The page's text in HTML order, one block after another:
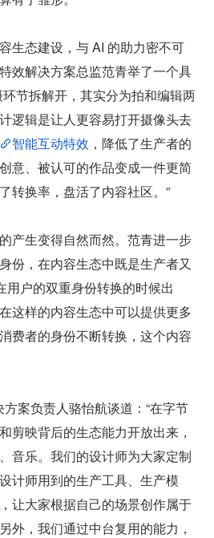
生态建设，与 AI 的助力密不可
效解决方案总监范青举了一个具
节拆解开，其实分为拍和编辑两
逻辑是让人更容易打开摄像头去
智能互动特效 ，降低了生产者的
意、被认可的作品变成一件更简
转换率，盘活了内容社区。”
产生变得自然而然。范青进一步
份，在内容生态中既是生产者又
用户的双重身份转换的时候出
这样的内容生态中可以提供更多
费者的身份不断转换，这个内容
案负责人骆怡航谈道：“在字节
剪映背后的生态能力开放出来，
音乐。我们的设计师为大家定制
计师用到的生产工具、生产模
让大家根据自己的场景创作属于
外，我们通过中台复用的能力，